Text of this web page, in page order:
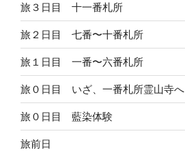
旅３日目 十一番札所
旅２日目 七番〜十番札所
旅１日目 一番〜六番札所
旅０日目 いざ、一番札所霊山寺へ
旅０日目 藍染体験
旅前日